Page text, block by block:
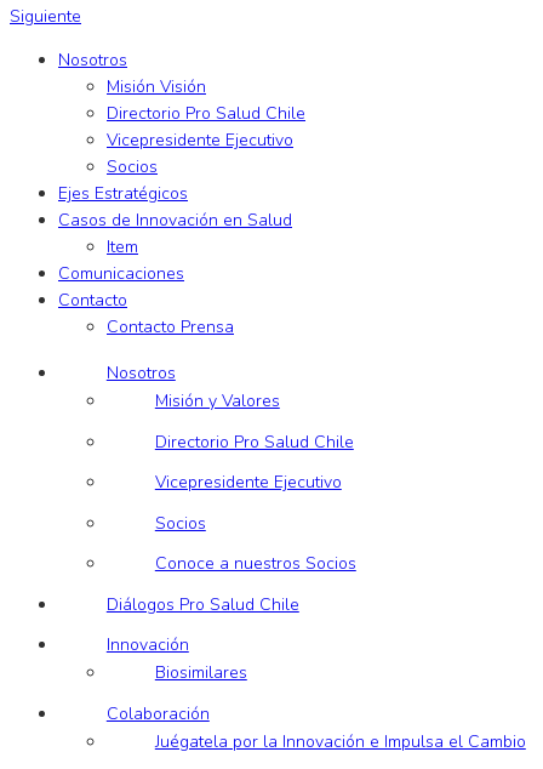
Siguiente
Nosotros
Misión Visión
Directorio Pro Salud Chile
Vicepresidente Ejecutivo
Socios
Ejes Estratégicos
Casos de Innovación en Salud
Item
Comunicaciones
Contacto
Contacto Prensa
Nosotros
Misión y Valores
Directorio Pro Salud Chile
Vicepresidente Ejecutivo
Socios
Conoce a nuestros Socios
Diálogos Pro Salud Chile
Innovación
Biosimilares
Colaboración
Juégatela por la Innovación e Impulsa el Cambio